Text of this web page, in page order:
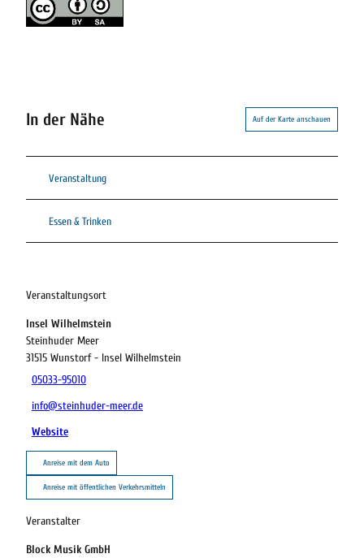
In der Nähe Auf der Karte anschauen
Veranstaltung
Essen & Trinken
Veranstaltungsort
Insel Wilhelmstein
Steinhuder Meer
31515 Wunstorf- Insel Wilhelmstein
05033-95010
info@steinhuder-meer.de
Website
Anreise mit dem Auto
Anreise mit öffentlichen Verkehrsmitteln
Veranstalter
Block Musik GmbH